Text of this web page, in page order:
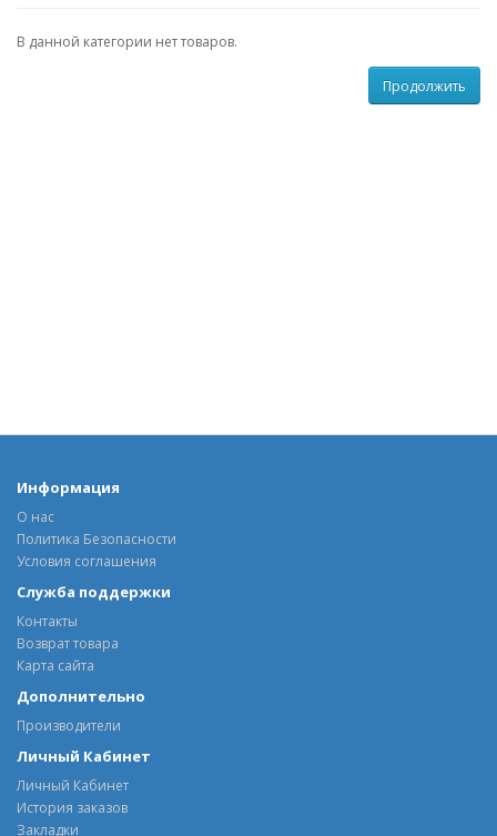
В данной категории нет товаров.
Продолжить
Информация
О нас
Политика Безопасности
Условия соглашения
Служба поддержки
Контакты
Возврат товара
Карта сайта
Дополнительно
Производители
Личный Кабинет
Личный Кабинет
История заказов
Закладки